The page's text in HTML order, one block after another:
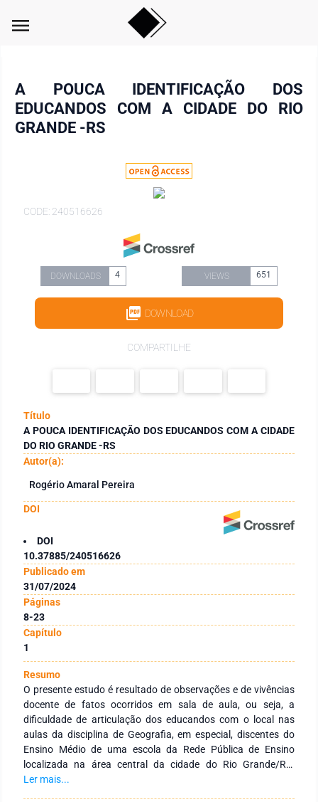
menu
A POUCA IDENTIFICAÇÃO DOS
EDUCANDOS COM A CIDADE DO RIO
GRANDE -RS
CODE: 240516626
DOWNLOADS 4 VIEWS 651
DOWNLOAD
COMPARTILHE
Título
A POUCA IDENTIFICAÇÃO DOS EDUCANDOS COM A CIDADE
DO RIO GRANDE -RS
Autor(a):
Rogério Amaral Pereira
DOI
DOI
10.37885/240516626
Publicado em
31/07/2024
Páginas
8-23
Capítulo
1
Resumo
O presente estudo é resultado de observações e de vivências
docente de fatos ocorridos em sala de aula, ou seja, a
dificuldade de articulação dos educandos com o local nas
aulas da disciplina de Geografia, em especial, discentes do
Ensino Médio de uma escola da Rede Pública de Ensino
localizada na área central da cidade do Rio Grande/RS.
Assim, na disciplina de Geografia por ser uma ciência ampla,
Ler mais...